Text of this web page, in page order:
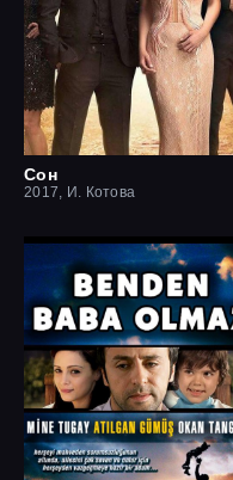
Сон
2017, И. Котова